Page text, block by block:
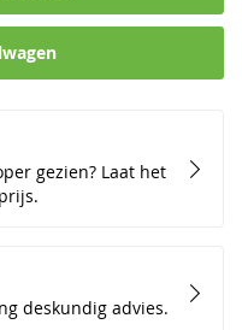
gezien? Laat het
deskundig advies.